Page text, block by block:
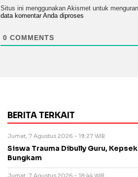
Situs ini menggunakan Akismet untuk
data komentar Anda diproses
0 COMMENTS
BERITA TERKAIT
Jumat, 7 Agustus 2026 - 19:27 WIB
Siswa Trauma Dibully Guru,
Bungkam